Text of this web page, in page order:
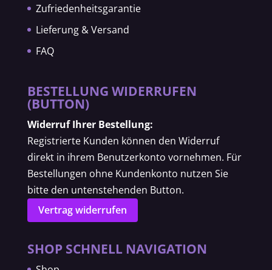
Zufriedenheitsgarantie
Lieferung & Versand
FAQ
BESTELLUNG WIDERRUFEN
(BUTTON)
Widerruf Ihrer Bestellung:
Registrierte Kunden können den Widerruf
direkt in ihrem Benutzerkonto vornehmen. Für
Bestellungen ohne Kundenkonto nutzen Sie
bitte den untenstehenden Button.
Vertrag widerrufen
SHOP SCHNELL NAVIGATION